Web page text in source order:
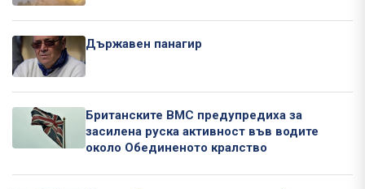
Държавен панагир
Британските ВМС предупредиха за
засилена руска активност във водите
около Обединеното кралство